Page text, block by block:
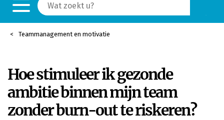
Teammanagement en motivatie
Hoe stimuleer ik gezonde
ambitie binnen mijn team
zonder burn-out te riskeren?